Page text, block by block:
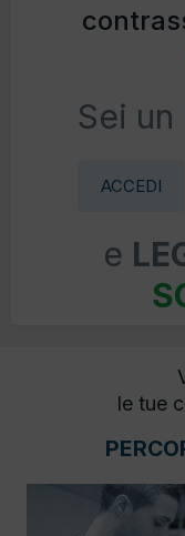
Sei
ACCEDI
e
le tue